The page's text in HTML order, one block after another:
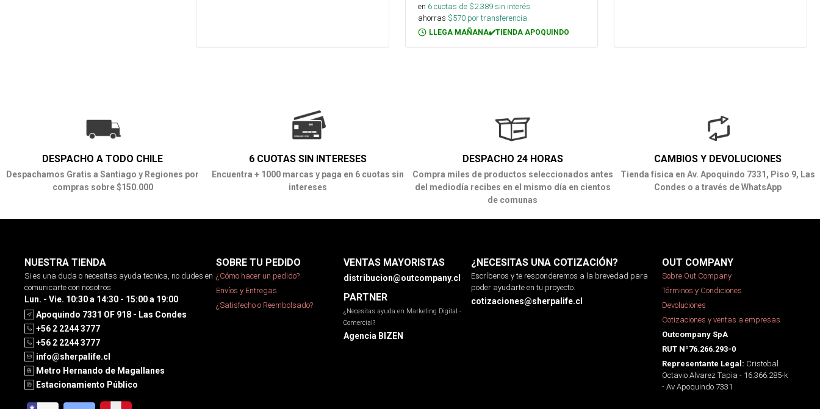
en 6cuotas de $2.389sin interés
ahorras $570por transferencia.
LLEGA MAÑANA✔️TIENDA APOQUINDO
DESPACHO A TODO CHILE
Despachamos Gratis a Santiago y Regiones por
compras sobre $150.000
6 CUOTAS SIN INTERESES
Encuentra + 1000 marcas y paga en 6 cuotas sin
intereses
DESPACHO 24 HORAS
Compra miles de productos seleccionados antes
del mediodía recibes en el mismo día en cientos
de comunas
CAMBIOS Y DEVOLUCIONES
Tienda física en Av. Apoquindo 7331, Piso 9, Las
Condes o a través de WhatsApp
NUESTRA TIENDA
Si es una duda o necesitas ayuda tecnica, no dudes en
comunicarte con nosotros
Lun. - Vie. 10:30 a 14:30 - 15:00 a 19:00
Apoquindo 7331 OF 918 - Las Condes
+56 2 2244 3777
+56 2 2244 3777
info@sherpalife.cl
Metro Hernando de Magallanes
Estacionamiento Público
SOBRE TU PEDIDO
¿Cómo hacer un pedido?
Envíos y Entregas
¿Satisfecho o Reembolsado?
VENTAS MAYORISTAS
distribucion@outcompany.cl
PARTNER
¿Necesitas ayuda en Marketing Digital -
Comercial?
Agencia BIZEN
¿NECESITAS UNA COTIZACIÓN?
Escríbenos y te responderemos a la brevedad para
poder ayudarte en tu proyecto.
cotizaciones@sherpalife.cl
OUT COMPANY
Sobre Out Company
Términos y Condiciones
Devoluciones
Cotizaciones y ventas a empresas
Outcompany SpA
RUT Nº76.266.293-0
Representante Legal: Cristobal
Octavio Alvarez Tapia - 16.366.285-k
- Av Apoquindo 7331